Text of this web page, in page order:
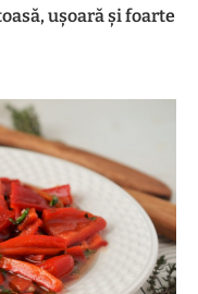
ușoară și foarte